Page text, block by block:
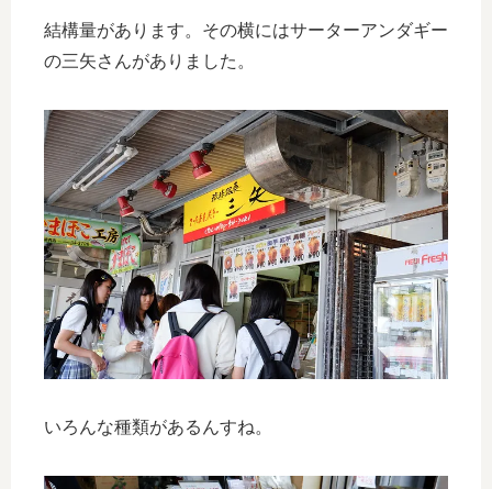
結構量があります。その横にはサーターアンダギー
の三矢さんがありました。
いろんな種類があるんすね。